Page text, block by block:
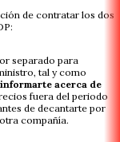
de contratar los dos
separado para
tal y como
informarte acerca de
fuera del periodo
de decantarte por
compañía.